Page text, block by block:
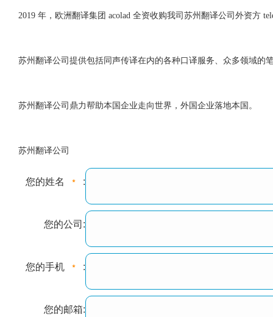
2019 年，欧洲翻译集团 acolad 全资收购我司苏州翻译公司外资方
苏州翻译公司提供包括同声传译在内的各种口译服务、众多领域的
苏州翻译公司鼎力帮助本国企业走向世界，外国企业落地本国。
苏州翻译公司
您的姓名 :
您的公司:
您的手机 :
您的邮箱: